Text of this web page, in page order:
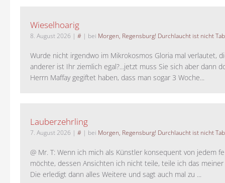
Wieselhoarig
8. August 2026 | # | bei Morgen, Regensburg! Durchlaucht ist nicht
Wurde nicht irgendwo im Mikrokosmos Gloria mal verlautet,
anderer ist Ihr ziemlich egal?...jetzt muss Sie sich aber dann
Herrn Maffay gegiftet haben, dass man sogar 3 Woche...
Lauberzehrling
7. August 2026 | # | bei Morgen, Regensburg! Durchlaucht ist nicht
@ Mr. T: Wenn ich mich als Künstler konsequent von jedem
möchte, dessen Ansichten ich nicht teile, teile ich das
Die erledigt dann alles Weitere und sagt auch mal zu ...